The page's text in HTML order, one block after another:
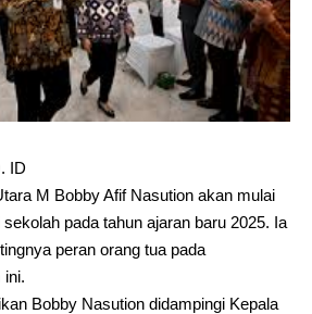
ID
M Bobby Afif Nasution akan mulai
pada tahun ajaran baru 2025. Ia
peran orang tua pada
ini.
Bobby Nasution didampingi Kepala